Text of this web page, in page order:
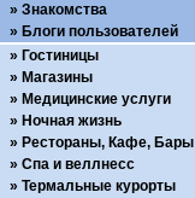
Знакомства
Блоги пользователей
Гостиницы
Магазины
Медицинские услуги
Ночная жизнь
Рестораны, Кафе, Бары
Спа и веллнесс
Термальные курорты